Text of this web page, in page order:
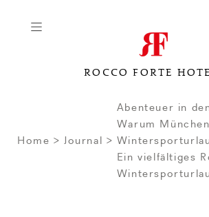
ROCCO
Home Journal
Abenteuer in
Warum
Ein vielfältiges